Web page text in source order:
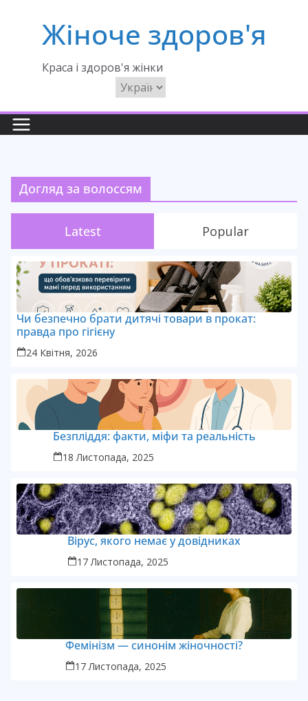
Жіноче здоров'я
Краса і здоров'я жінки
Вибрати
Догляд за волоссям
Latest Popular
Чи безпечно брати дитячі товари в прокат:
правда про гігієну
24 Квітня, 2026
Безпліддя: факти, міфи та реальність
18 Листопада, 2025
Вірус, якого немає у довідниках
17 Листопада, 2025
Фемінізм — синонім жіночності?
17 Листопада, 2025